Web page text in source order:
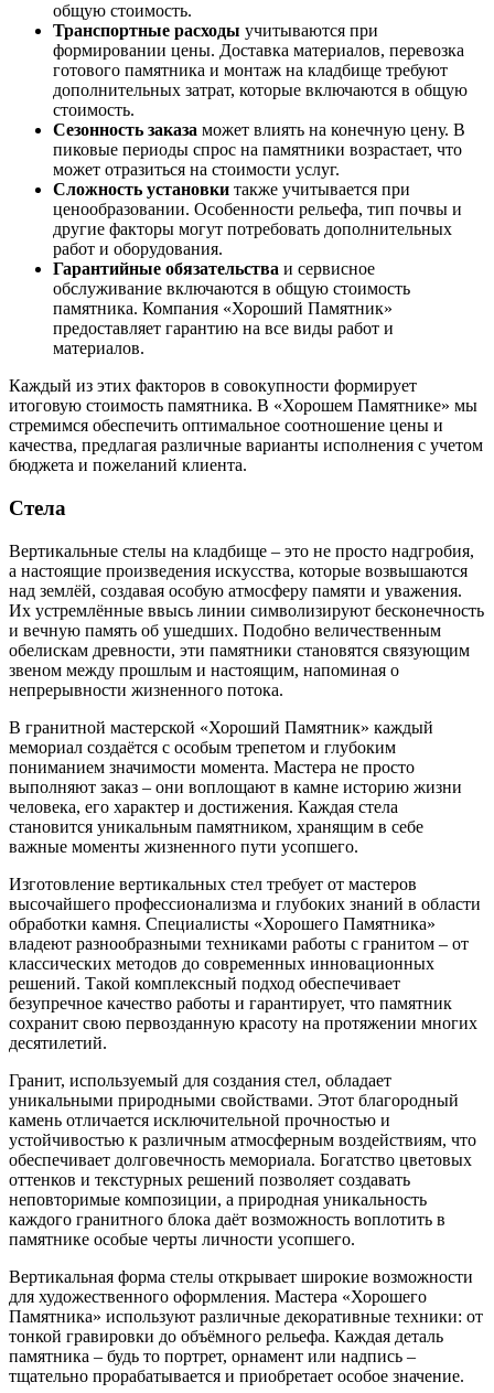
общую стоимость.
Транспортные расходы учитываются при
формировании цены. Доставка материалов, перевозка
готового памятника и монтаж на кладбище требуют
дополнительных затрат, которые включаются в общую
стоимость.
Сезонность заказа может влиять на конечную цену. В
пиковые периоды спрос на памятники возрастает, что
может отразиться на стоимости услуг.
Сложность установки также учитывается при
ценообразовании. Особенности рельефа, тип почвы и
другие факторы могут потребовать дополнительных
работ и оборудования.
Гарантийные обязательства и сервисное
обслуживание включаются в общую стоимость
памятника. Компания «Хороший Памятник»
предоставляет гарантию на все виды работ и
материалов.
Каждый из этих факторов в совокупности формирует
итоговую стоимость памятника. В «Хорошем Памятнике» мы
стремимся обеспечить оптимальное соотношение цены и
качества, предлагая различные варианты исполнения с учетом
бюджета и пожеланий клиента.
Стела
Вертикальные стелы на кладбище – это не просто надгробия,
а настоящие произведения искусства, которые возвышаются
над землёй, создавая особую атмосферу памяти и уважения.
Их устремлённые ввысь линии символизируют бесконечность
и вечную память об ушедших. Подобно величественным
обелискам древности, эти памятники становятся связующим
звеном между прошлым и настоящим, напоминая о
непрерывности жизненного потока.
В гранитной мастерской «Хороший Памятник» каждый
мемориал создаётся с особым трепетом и глубоким
пониманием значимости момента. Мастера не просто
выполняют заказ – они воплощают в камне историю жизни
человека, его характер и достижения. Каждая стела
становится уникальным памятником, хранящим в себе
важные моменты жизненного пути усопшего.
Изготовление вертикальных стел требует от мастеров
высочайшего профессионализма и глубоких знаний в области
обработки камня. Специалисты «Хорошего Памятника»
владеют разнообразными техниками работы с гранитом – от
классических методов до современных инновационных
решений. Такой комплексный подход обеспечивает
безупречное качество работы и гарантирует, что памятник
сохранит свою первозданную красоту на протяжении многих
десятилетий.
Гранит, используемый для создания стел, обладает
уникальными природными свойствами. Этот благородный
камень отличается исключительной прочностью и
устойчивостью к различным атмосферным воздействиям, что
обеспечивает долговечность мемориала. Богатство цветовых
оттенков и текстурных решений позволяет создавать
неповторимые композиции, а природная уникальность
каждого гранитного блока даёт возможность воплотить в
памятнике особые черты личности усопшего.
Вертикальная форма стелы открывает широкие возможности
для художественного оформления. Мастера «Хорошего
Памятника» используют различные декоративные техники: от
тонкой гравировки до объёмного рельефа. Каждая деталь
памятника – будь то портрет, орнамент или надпись –
тщательно прорабатывается и приобретает особое значение.